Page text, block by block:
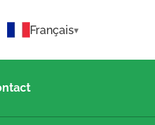
Français